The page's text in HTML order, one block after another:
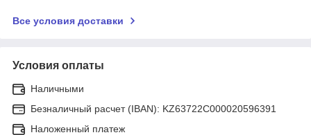
Все условия доставки
Условия оплаты
Наличными
Безналичный расчет (IBAN): KZ63722C000020596391
Наложенный платеж